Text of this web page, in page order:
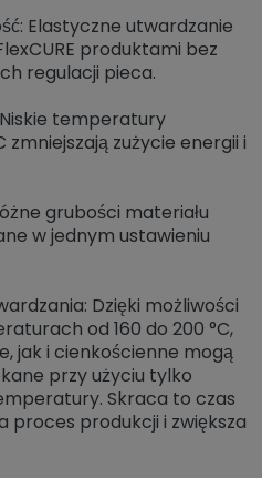
Elastyczne utwardzanie
produktami bez
regulacji pieca.
temperatury
zmniejszają zużycie energii i
grubości materiału
w jednym ustawieniu
Dzięki możliwości
od 160 do 200 °C,
jak i cienkościenne mogą
przy użyciu tylko
Skraca to czas
proces produkcji i zwiększa